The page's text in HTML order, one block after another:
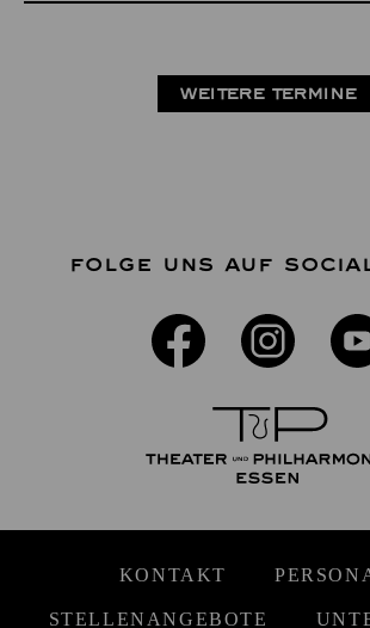
WEITERE TERMINE
FOLGE UNS AUF
KONTAKT
STELLENANGEBOTE